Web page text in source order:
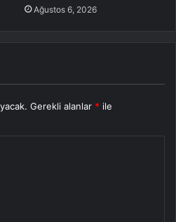
Ağustos 6, 2026
Gerekli alanlar * ile